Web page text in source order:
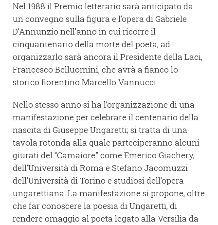
Nel 1988 il Premio letterario sarà anticipato da
un convegno sulla figura e l’opera di Gabriele
D’Annunzio nell’anno in cui ricorre il
cinquantenario della morte del poeta, ad
organizzarlo sarà ancora il Presidente della Laci,
Francesco Belluomini, che avrà a fianco lo
storico fiorentino Marcello Vannucci.
Nello stesso anno si ha l’organizzazione di una
manifestazione per celebrare il centenario della
nascita di Giuseppe Ungaretti; si tratta di una
tavola rotonda alla quale parteciperanno alcuni
giurati del “Camaiore” come Emerico Giachery,
dell’Università di Roma e Stefano Jacomuzzi
dell’Università di Torino e studiosi dell’opera
ungarettiana. La manifestazione si propone, oltre
che far conoscere la poesia di Ungaretti, di
rendere omaggio al poeta legato alla Versilia da